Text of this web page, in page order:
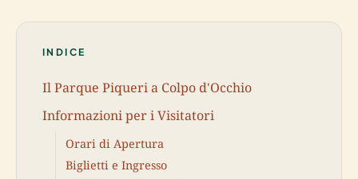
Informazioni per i Visitatori
Orari di Apertura
Biglietti e Ingresso
Posizione e Come Arrivare